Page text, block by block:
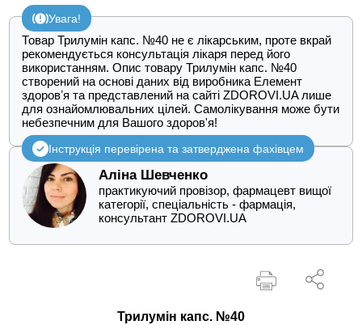
Увага!
Товар Трилумін капс. №40 не є лікарським, проте вкрай
рекомендується консультація лікаря перед його
використанням. Опис товару Трилумін капс. №40
створений на основі даних від виробника Елемент
здоровʼя та представлений на сайті ZDOROVI.UA лише
для ознайомлювальних цілей. Самолікування може бути
небезпечним для Вашого здоров'я!
Інструкція перевірена та затверджена фахівцем
Аліна Шевченко
практикуючий провізор, фармацевт вищої
категорії, спеціальність - фармація,
консультант ZDOROVI.UA
Трилумін капс. №40